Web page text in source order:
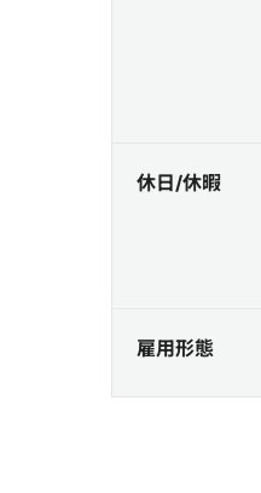
休日/休暇
雇用形態